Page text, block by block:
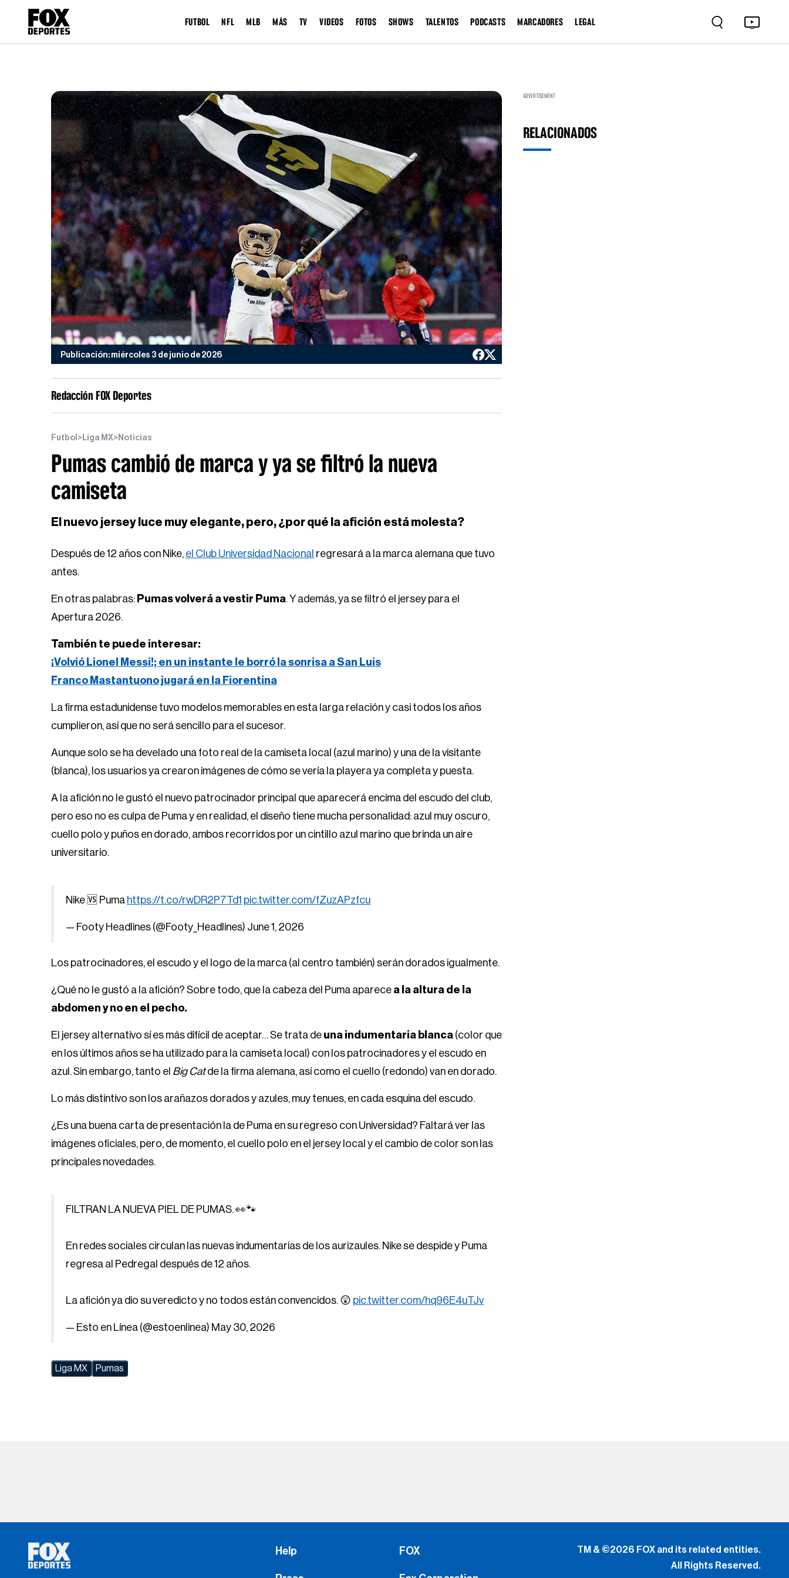
FUTBOL NFL MLB MÁS TV VIDEOS FOTOS SHOWS TALENTOS PODCASTS MARCADORES LEGAL
Publicación: miércoles 3 de junio de 2026
Redacción FOX Deportes
Futbol > Liga MX> Noticias
Pumas cambió de marca y ya se filtró la nueva
camiseta
El nuevo jersey luce muy elegante, pero, ¿por qué la afición está molesta?
Después de 12 años con Nike, el Club Universidad Nacional regresará a la marca alemana que tuvo
antes.
En otras palabras: Pumas volverá a vestir Puma. Y además, ya se filtró el jersey para el
Apertura 2026.
También te puede interesar:
¡Volvió Lionel Messi!; en un instante le borró la sonrisa a San Luis
Franco Mastantuono jugará en la Fiorentina
La firma estadunidense tuvo modelos memorables en esta larga relación y casi todos los años
cumplieron, así que no será sencillo para el sucesor.
Aunque solo se ha develado una foto real de la camiseta local (azul marino) y una de la visitante
(blanca), los usuarios ya crearon imágenes de cómo se vería la playera ya completa y puesta.
A la afición no le gustó el nuevo patrocinador principal que aparecerá encima del escudo del club,
pero eso no es culpa de Puma y en realidad, el diseño tiene mucha personalidad: azul muy oscuro,
cuello polo y puños en dorado, ambos recorridos por un cintillo azul marino que brinda un aire
universitario.
Nike 🆚 Puma https://t.co/rwDR2P7Td1 pic.twitter.com/fZuzAPzfcu
— Footy Headlines (@Footy_Headlines) June 1, 2026
Los patrocinadores, el escudo y el logo de la marca (al centro también) serán dorados igualmente.
¿Qué no le gustó a la afición? Sobre todo, que la cabeza del Puma aparece a la altura de la
abdomen y no en el pecho.
El jersey alternativo sí es más difícil de aceptar… Se trata de una indumentaria blanca (color que
en los últimos años se ha utilizado para la camiseta local) con los patrocinadores y el escudo en
azul. Sin embargo, tanto el Big Catde la firma alemana, así como el cuello (redondo) van en dorado.
Lo más distintivo son los arañazos dorados y azules, muy tenues, en cada esquina del escudo.
¿Es una buena carta de presentación la de Puma en su regreso con Universidad? Faltará ver las
imágenes oficiales, pero, de momento, el cuello polo en el jersey local y el cambio de color son las
principales novedades.
FILTRAN LA NUEVA PIEL DE PUMAS. 👀🐾
En redes sociales circulan las nuevas indumentarias de los aurizaules. Nike se despide y Puma
regresa al Pedregal después de 12 años.
La afición ya dio su veredicto y no todos están convencidos. 😲 pic.twitter.com/hq96E4uTJv
— Esto en Línea (@estoenlinea) May 30, 2026
Liga MX Pumas
ADVERTISEMENT
RELACIONADOS
Press
Advertise with Us
Fox Corporation
FOX Sports Supports
de
las partes y componentes) constituye una aceptación